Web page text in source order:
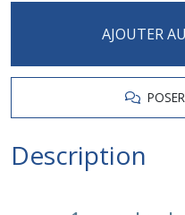
AJOUTER
Description